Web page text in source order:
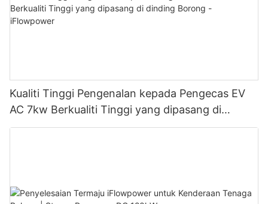
Kualiti Tinggi Pengenalan kepada Pengecas EV
AC 7kw Berkualiti Tinggi yang dipasang di
dinding Borong - iFlowpower